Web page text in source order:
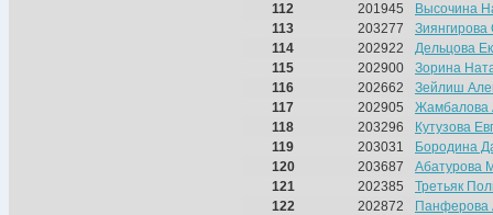
112
201945
Высочина
113
203277
Зиянгирова
114
202922
Дельцова
115
202900
Зорина
116
202662
Зейлиш
117
202905
Жамбалова
118
203296
Кутузова
119
203031
Бородина
120
203687
Абатурова
121
202385
Третьяк
122
202872
Панферова